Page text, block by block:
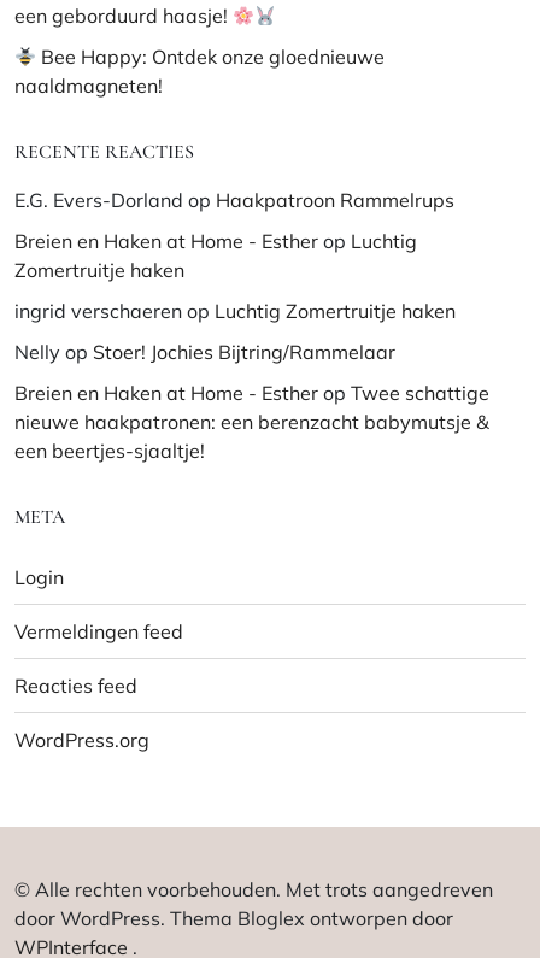
een geborduurd haasje!
Bee Happy: Ontdek onze gloednieuwe
naaldmagneten!
RECENTE REACTIES
E.G. Evers-Dorland op Haakpatroon Rammelrups
Breien en Haken at Home - Esther op Luchtig
Zomertruitje haken
ingrid verschaeren op Luchtig Zomertruitje haken
Nelly op Stoer! Jochies Bijtring/Rammelaar
Breien en Haken at Home - Esther op Twee schattige
nieuwe haakpatronen: een berenzacht babymutsje &
een beertjes-sjaaltje!
META
Login
Vermeldingen feed
Reacties feed
WordPress.org
© Alle rechten voorbehouden. Met trots aangedreven
door WordPress. Thema Bloglex ontworpen door
WPInterface .